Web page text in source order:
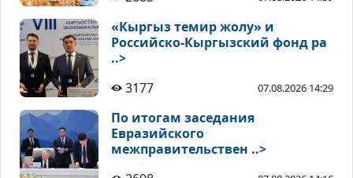
«Кыргыз темир жолу» и
Российско-Кыргызский фонд ра
..>
3177
07.08.2026 14:29
По итогам заседания
Евразийского
межправительствен ..>